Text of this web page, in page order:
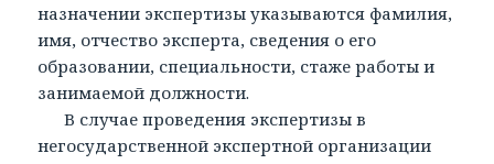
назначении экспертизы указываются фамилия,
имя, отчество эксперта, сведения о его
образовании, специальности, стаже работы и
занимаемой должности.
В случае проведения экспертизы в
негосударственной экспертной организации